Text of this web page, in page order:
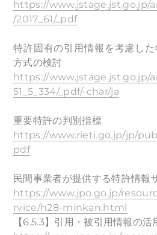
https://www.jstage.jst.go.jp/
/2017_61/_pdf
特許固有の引用情報を考慮し
方式の検討
https://www.jstage.jst.go.jp/
51_5_334/_pdf/-char/ja
重要特許の判別指標
https://www.rieti.go.jp/jp/
pdf
民間事業者が提供する特許情報
https://www.jpo.go.jp/
rvice/h28-minkan.html
【6.5.3】引用・被引用情報の活